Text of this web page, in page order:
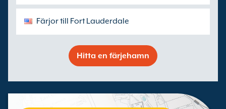
Färjor till Fort Lauderdale
Hitta en färjehamn